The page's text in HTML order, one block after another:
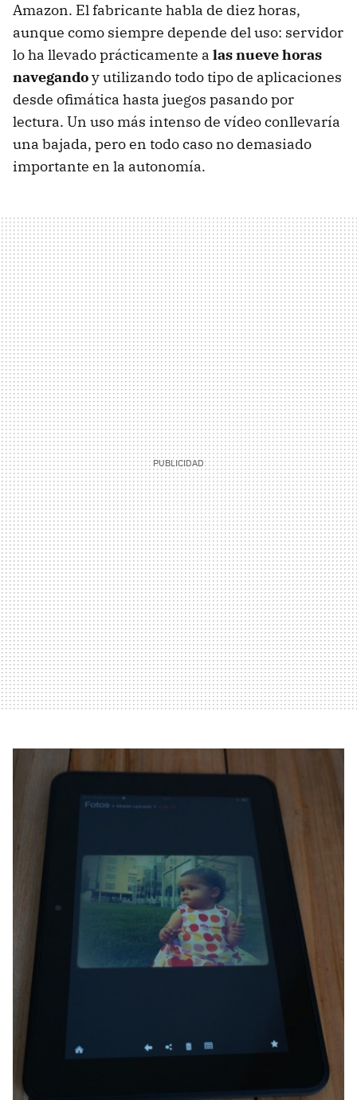
Amazon. El fabricante habla de diez horas,
aunque como siempre depende del uso: servidor
lo ha llevado prácticamente a las nueve horas
navegandoy utilizando todo tipo de aplicaciones
desde ofimática hasta juegos pasando por
lectura. Un uso más intenso de vídeo conllevaría
una bajada, pero en todo caso no demasiado
importante en la autonomía.